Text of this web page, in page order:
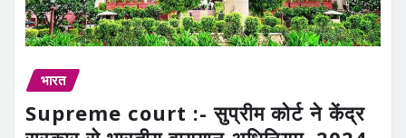
भारत
Supreme court :- सुप्रीम कोर्ट ने केंद्र